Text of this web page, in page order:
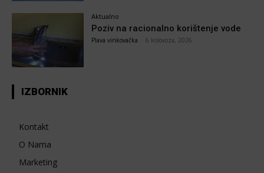
Aktualno
Poziv na racionalno korištenje vode
Plava vinkovačka 6 kolovoza, 2026
IZBORNIK
Kontakt
O Nama
Marketing